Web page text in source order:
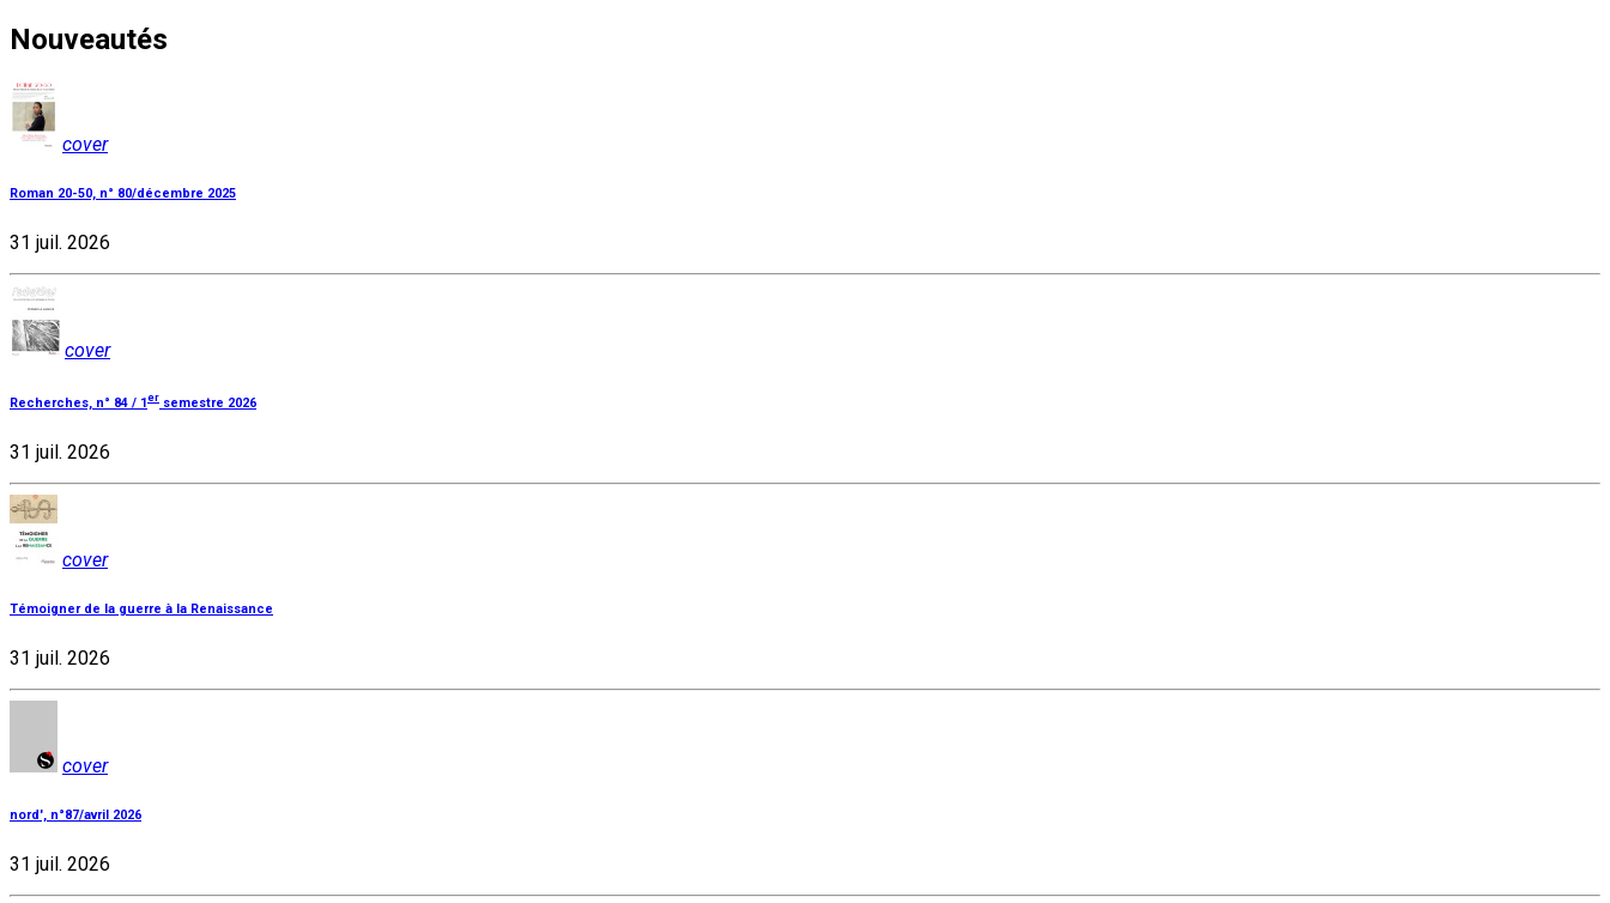
Nouveautés
cover
Roman 20-50, n° 80/décembre 2025
31 juil. 2026
cover
Recherches, n° 84 / 1er semestre 2026
31 juil. 2026
cover
Témoigner de la guerre à la Renaissance
31 juil. 2026
cover
nord', n°87/avril 2026
31 juil. 2026